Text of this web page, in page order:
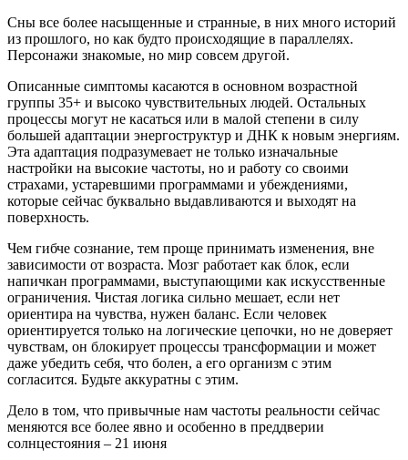
Сны все более насыщенные и странные, в них много историй
из прошлого, но как будто происходящие в параллелях.
Персонажи знакомые, но мир совсем другой.
Описанные симптомы касаются в основном возрастной
группы 35+ и высоко чувствительных людей. Остальных
процессы могут не касаться или в малой степени в силу
большей адаптации энергоструктур и ДНК к новым энергиям.
Эта адаптация подразумевает не только изначальные
настройки на высокие частоты, но и работу со своими
страхами, устаревшими программами и убеждениями,
которые сейчас буквально выдавливаются и выходят на
поверхность.
Чем гибче сознание, тем проще принимать изменения, вне
зависимости от возраста. Мозг работает как блок, если
напичкан программами, выступающими как искусственные
ограничения. Чистая логика сильно мешает, если нет
ориентира на чувства, нужен баланс. Если человек
ориентируется только на логические цепочки, но не доверяет
чувствам, он блокирует процессы трансформации и может
даже убедить себя, что болен, а его организм с этим
согласится. Будьте аккуратны с этим.
Дело в том, что привычные нам частоты реальности сейчас
меняются все более явно и особенно в преддверии
солнцестояния – 21 июня